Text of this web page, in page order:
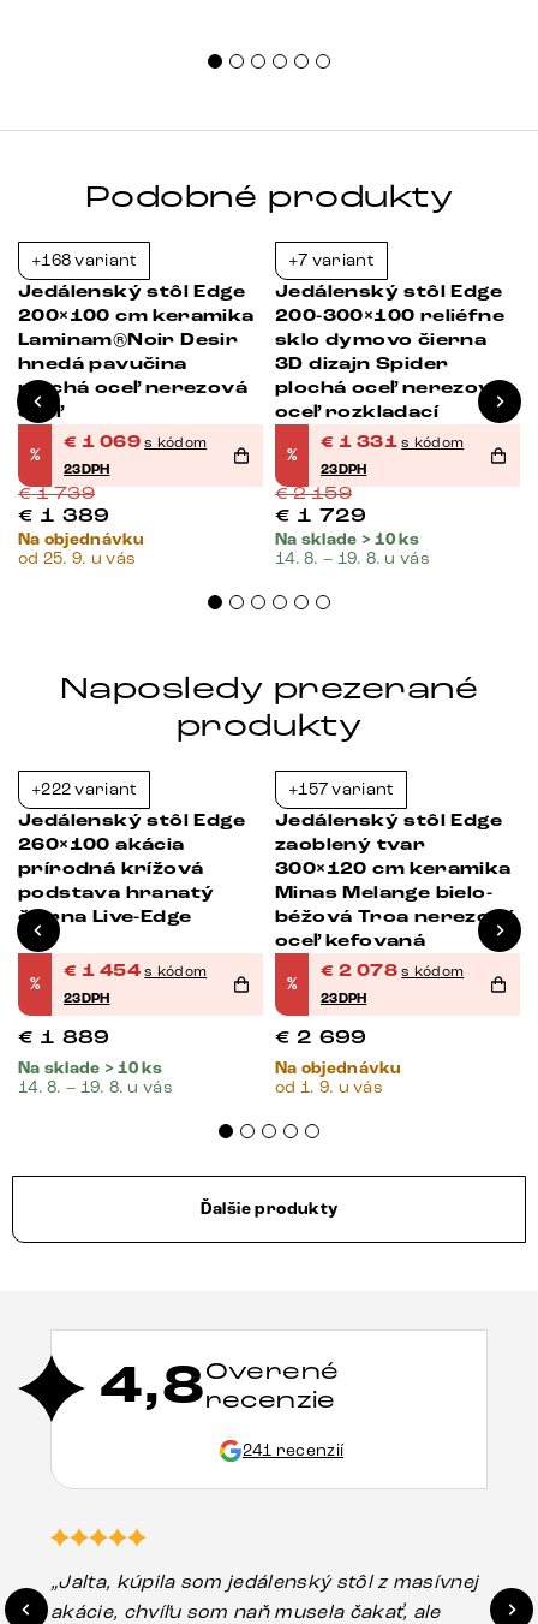
Podobné produkty
+168 variant
Jedálenský stôl Edge
200×100 cm keramika
Laminam®Noir Desir
hnedá pavučina
plochá oceľ nerezová
oceľ
%
€ 1 069 s kódom
23DPH
€1 739
€ 1 389
Na objednávku
od 25. 9. u vás
+7 variant
Jedálenský stôl Edge
200-300×100 reliéfne
sklo dymovo čierna
3D dizajn Spider
plochá oceľ nerezová
oceľ rozkladací
%
€ 1 331 s kódom
23DPH
€2 159
€ 1 729
Na sklade > 10 ks
14. 8. – 19. 8. u vás
Naposledy prezerané
produkty
+222 variant
Jedálenský stôl Edge
260×100 akácia
prírodná krížová
podstava hranatý
čierna Live-Edge
%
€ 1 454 s kódom
23DPH
€ 1 889
Na sklade > 10 ks
14. 8. – 19. 8. u vás
+157 variant
Jedálenský stôl Edge
zaoblený tvar
300×120 cm keramika
Minas Melange bielo-
béžová Troa nerezová
oceľ kefovaná
%
€ 2 078 s kódom
23DPH
€ 2 699
Na objednávku
od 1. 9. u vás
Ďalšie produkty
4,8Overené
recenzie
241 recenzií
„Jalta, kúpila som jedálenský stôl z masívnej
akácie, chvíľu som naň musela čakať, ale